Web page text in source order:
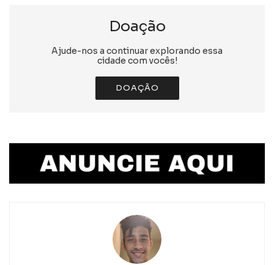
Doação
Ajude-nos a continuar explorando essa
cidade com vocês!
DOAÇÃO